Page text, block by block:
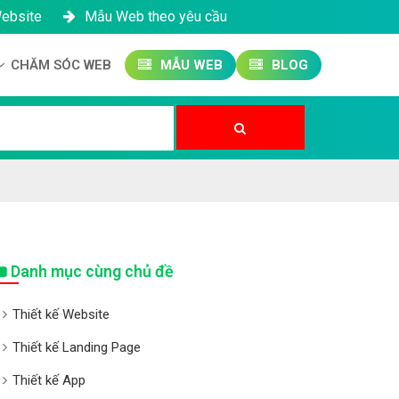
Mẫu Web theo yêu cầu
CHĂM SÓC WEB MẪU WEB BLOG
Danh mục cùng chủ đề
Thiết kế Website
Thiết kế Landing Page
Thiết kế App